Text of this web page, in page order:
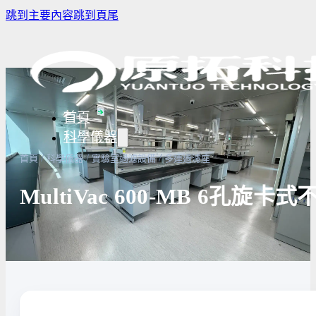
跳到主要內容跳到頁尾
首頁
科學儀器
樣品濃縮/乾燥前處理設備
微量分注吸管pipette
實驗室攪拌器 | 振盪機
實驗室冰箱 / 冷凍櫃
高溫爐
生物安全
高壓滅菌
實驗室紫
首頁 / 科學儀器 / 實驗室過濾設備 / 多連過濾座
MultiVac 600-MB 6孔旋卡式